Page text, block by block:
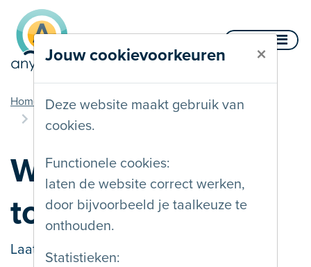
Jouw cookievoorkeuren ×
Deze website maakt gebruik van
cookies.
Functionele cookies:
laten de website correct werken,
door bijvoorbeeld je taalkeuze te
onthouden.
Statistieken:
Naar inhoud
Home Documentatie
Toegankelijkheid
Wat is toegankelijkheid?
Wat is
toegankelijkheid?
Laatst gewijzigd op